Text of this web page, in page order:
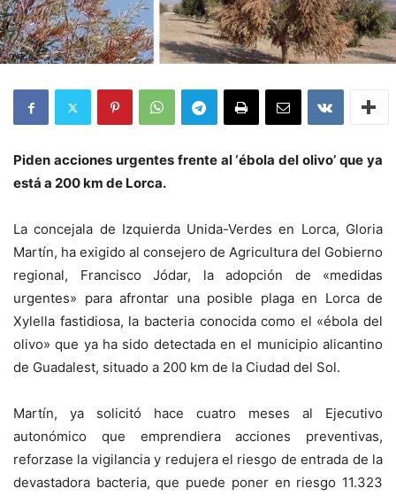
Piden acciones urgentes frente al ‘ébola del olivo’ que ya
está a 200 km de Lorca.
La concejala de Izquierda Unida-Verdes en Lorca, Gloria
Martín, ha exigido al consejero de Agricultura del Gobierno
regional, Francisco Jódar, la adopción de «medidas
urgentes» para afrontar una posible plaga en Lorca de
Xylella fastidiosa, la bacteria conocida como el «ébola del
olivo» que ya ha sido detectada en el municipio alicantino
de Guadalest, situado a 200 km de la Ciudad del Sol.
Martín, ya solicitó hace cuatro meses al Ejecutivo
autonómico que emprendiera acciones preventivas,
reforzase la vigilancia y redujera el riesgo de entrada de la
devastadora bacteria, que puede poner en riesgo 11.323